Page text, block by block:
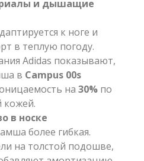
и дышащие
к ноге и
в теплую погоду.
Adidas показывают,
в Campus 00s
на 30% по
кожей.
в носке
более гибкая.
на толстой подошве,